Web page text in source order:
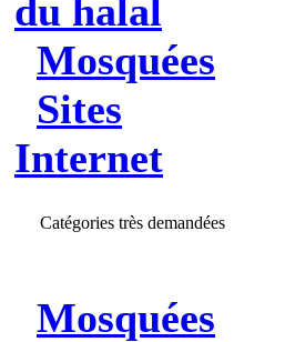
du halal
Mosquées
Sites
Internet
Catégories très demandées
Mosquées